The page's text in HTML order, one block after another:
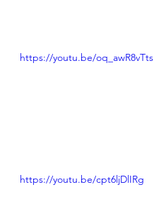
https://youtu.be/oq_awR8vTts
https://youtu.be/cpt6ljDlIRg